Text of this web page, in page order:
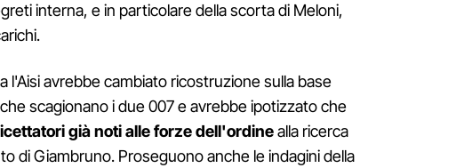
interna, e in particolare della scorta di Meloni,
l'Aisi avrebbe cambiato ricostruzione sulla base
scagionano i due 007 e avrebbe ipotizzato che
già noti alle forze dell'ordinealla ricerca
di Giambruno. Proseguono anche le indagini della